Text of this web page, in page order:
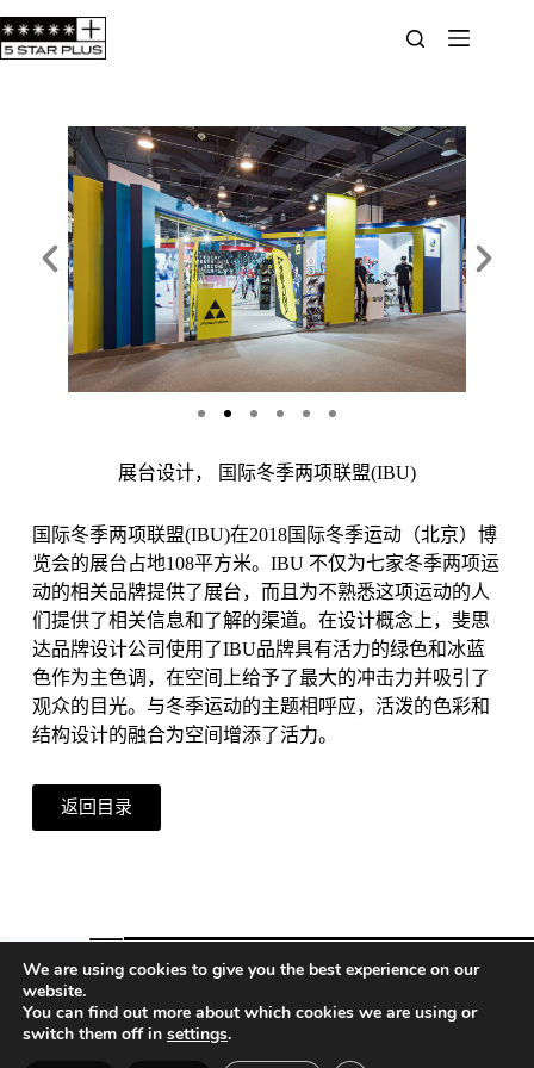
展台设计， 国际冬季两项联盟(IBU)
国际冬季两项联盟(IBU)在2018国际冬季运动（北京）博
览会的展台占地108平方米。IBU 不仅为七家冬季两项运
动的相关品牌提供了展台，而且为不熟悉这项运动的人
们提供了相关信息和了解的渠道。在设计概念上，斐思
达品牌设计公司使用了IBU品牌具有活力的绿色和冰蓝
色作为主色调，在空间上给予了最大的冲击力并吸引了
观众的目光。与冬季运动的主题相呼应，活泼的色彩和
结构设计的融合为空间增添了活力。
返回目录
Vienna | Beijing | Shanghai | Hong Kong | Riyadh
We are using cookies to give you the best experience on our
website.
You can find out more about which cookies we are using or
switch them off in settings.